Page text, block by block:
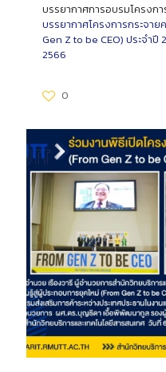
บรรยากาศการอบรมโครงกา
บรรยากาศโครงการกระจา
Gen Z to be CEO) ประจำปี
2566
0